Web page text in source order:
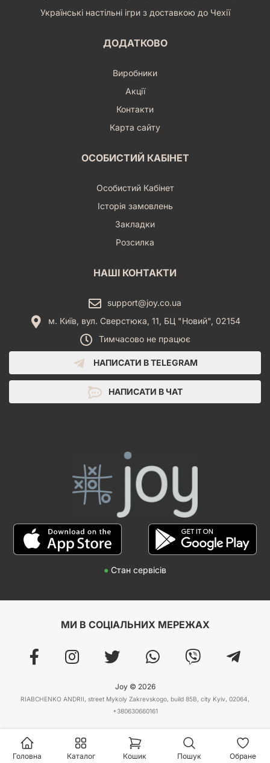
Українські настільні ігри з доставкою до Чехії
ДОДАТКОВО
Виробники
Акції
Контакти
Карта сайту
ОСОБИСТИЙ КАБІНЕТ
Особистий Кабінет
Історія замовлень
Закладки
Розсилка
НАШІ КОНТАКТИ
support@joy.co.ua
м. Київ, вул. Сверстюка, 11, БЦ "Новий", 02154
Тимчасово не працює
НАПИСАТИ В TELEGRAM
НАПИСАТИ В ЧАТ
● Стан сервісів
МИ В СОЦІАЛЬНИХ МЕРЕЖАХ
Joy © 2026
RIABCHENKO ANDRII, street Mykoly Zakrevskogo, build 85B, city Kyiv, 02064,
+380630660161
Головна Каталог Кошик Пошук Обране